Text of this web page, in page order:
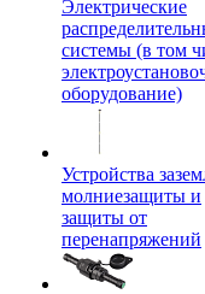
Электрические
системы (в том
оборудование)
Устройства
молниезащиты и
защиты от
перенапряжений